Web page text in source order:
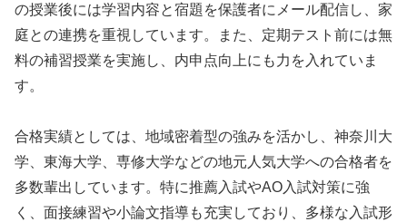
の授業後には学習内容と宿題を保護者にメール配信し、家
庭との連携を重視しています。また、定期テスト前には無
料の補習授業を実施し、内申点向上にも力を入れていま
す。
合格実績としては、地域密着型の強みを活かし、神奈川大
学、東海大学、専修大学などの地元人気大学への合格者を
多数輩出しています。特に推薦入試やAO入試対策に強
く、面接練習や小論文指導も充実しており、多様な入試形